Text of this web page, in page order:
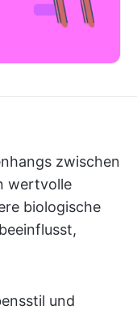
zwischen
wertvolle
biologische
und